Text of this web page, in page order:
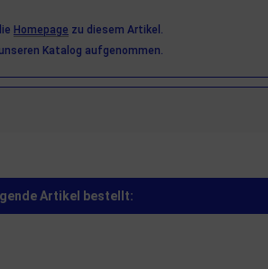
Homepage zu diesem Artikel.
Katalog aufgenommen.
Artikel bestellt: